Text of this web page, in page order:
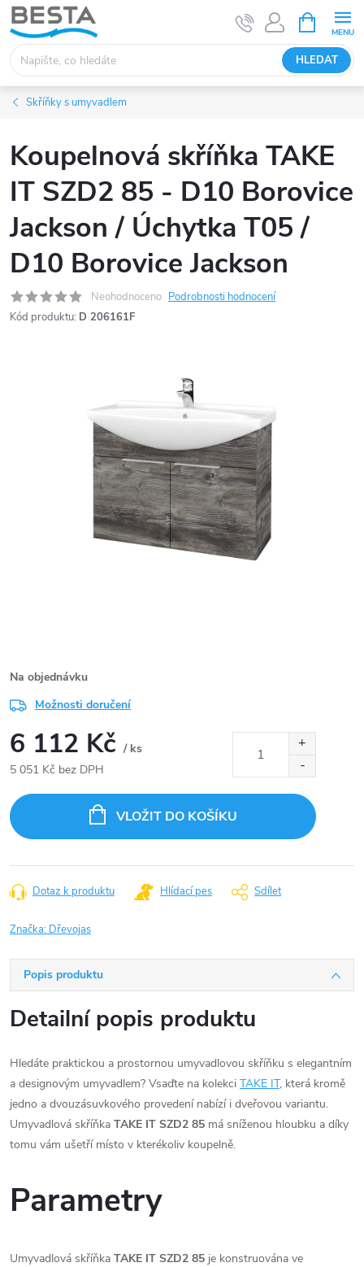
Přejít
na
obsah
HLEDAT
NÁKUPNÍ
KOŠÍK
Skříňky s umyvadlem
Koupelnová skříňka TAKE
IT SZD2 85 - D10 Borovice
Jackson / Úchytka T05 /
D10 Borovice Jackson
Neohodnoceno Podrobnosti hodnocení
Kód produktu: D 206161F
Na objednávku
Možnosti doručení
6 112 Kč / ks
5 051 Kč bez DPH
cena:
VLOŽIT DO KOŠÍKU
Dotaz k produktu Hlídací pes Sdílet
Značka: Dřevojas
Popis produktu
Detailní popis produktu
Hledáte praktickou a prostornou umyvadlovou skříňku s elegantním
a designovým umyvadlem? Vsaďte na kolekci TAKE IT, která kromě
jedno a dvouzásuvkového provedení nabízí i dveřovou variantu.
Umyvadlová skříňka TAKE IT SZD2 85 má sníženou hloubku a díky
tomu vám ušetří místo v kterékoliv koupelně.
Parametry
Umyvadlová skříňka TAKE IT SZD2 85 je konstruována ve